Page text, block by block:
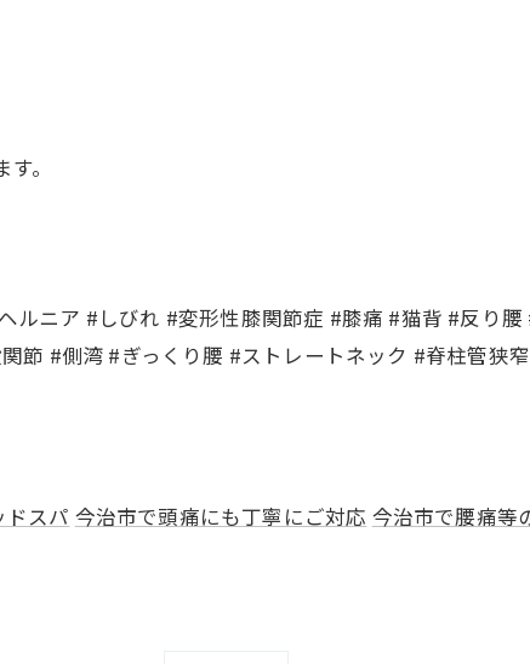
。
ルニア #しびれ #変形性膝関節症 #膝痛 #猫背 #反り
節 #側湾 #ぎっくり腰 #ストレートネック #脊柱管狭
スパ 今治市で頭痛にも丁寧にご対応 今治市で腰痛等